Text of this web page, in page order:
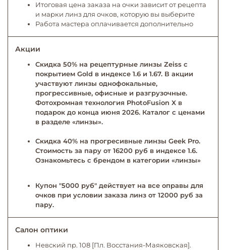
Итоговая цена заказа на очки зависит от рецепта
и марки линз для очков, которую вы выберите
Работа мастера оплачивается дополнительно
Акции
Скидка 50% на рецептурные линзы Zeiss с
покрытием Gold в индексе 1.6 и 1.67. В акции
участвуют линзы однофокальные,
прогрессивные, офисные и разгрузочные.
Фотохромная технология PhotoFusion X в
подарок до конца июня 2026. Каталог с ценами
в разделе «линзы».
Скидка 40% на прогресивные линзы Geek Pro.
Стоимость за пару от 16200 руб в индексе 1.6.
Ознакомьтесь с брендом в категории «линзы»
Купон "5000 руб" действует на все оправы для
очков при условии заказа линз от 12000 руб за
пару.
Салон оптики
Невский пр. 108 [Пл. Восстания-Маяковская].